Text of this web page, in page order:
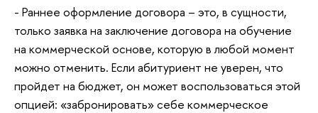
- Раннее оформление договора – это, в сущности,
только заявка на заключение договора на обучение
на коммерческой основе, которую в любой момент
можно отменить. Если абитуриент не уверен, что
пройдет на бюджет, он может воспользоваться этой
опцией: «забронировать» себе коммерческое